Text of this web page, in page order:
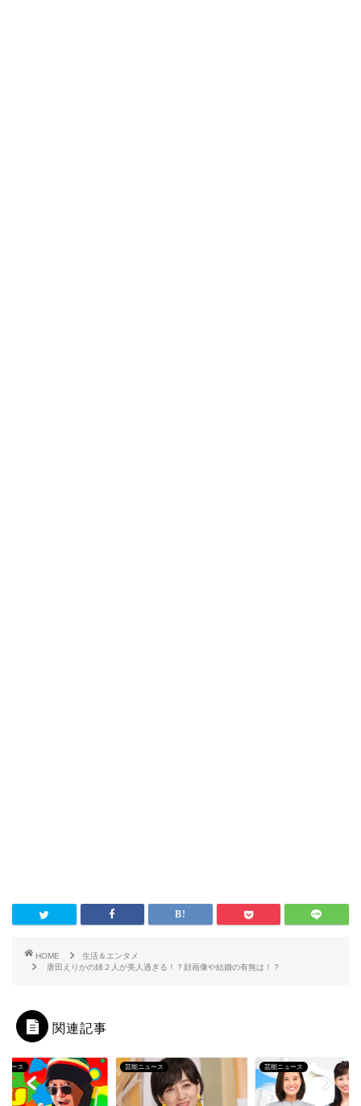
HOME
生活＆エンタメ
唐田えりかの姉２人が美人過ぎる！？顔画像や結婚の有無は！？
関連記事
ュース 芸能ニュース 芸能ニュース